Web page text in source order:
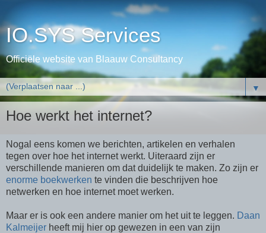
IO.SYS Services
Officiële website van Blaauw Consultancy
▼
Hoe werkt het internet?
Nogal eens komen we berichten, artikelen en verhalen
tegen over hoe het internet werkt. Uiteraard zijn er
verschillende manieren om dat duidelijk te maken. Zo zijn er
enorme boekwerken te vinden die beschrijven hoe
netwerken en hoe internet moet werken.
Maar er is ook een andere manier om het uit te leggen. Daan
Kalmeijer heeft mij hier op gewezen in een van zijn